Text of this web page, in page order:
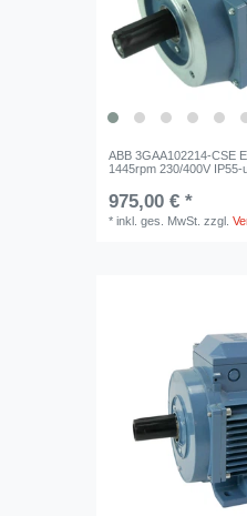
ABB 3GAA102214-CSE
1445rpm 230/400V IP55-
975,00 € *
*inkl. ges. MwSt. zzgl.